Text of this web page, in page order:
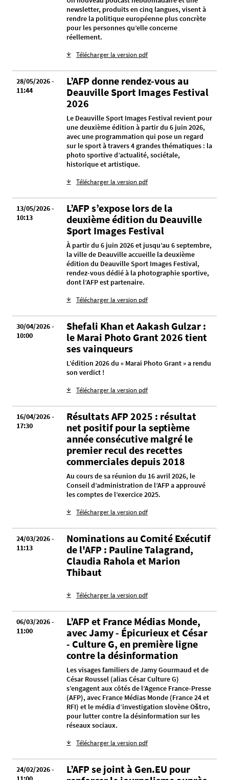
newsletter, produits en cinq langues, visent à
rendre la politique européenne plus concrète
pour les personnes qu’elle concerne
réellement.
Télécharger la version pdf
28/05/2026 -
11:44
L’AFP donne rendez-vous au
Deauville Sport Images Festival
2026
Le Deauville Sport Images Festival revient pour
une deuxième édition à partir du 6 juin 2026,
avec une programmation qui pose un regard
sur le sport à travers 4 grandes thématiques : la
photo sportive d’actualité, sociétale,
historique et artistique.
Télécharger la version pdf
13/05/2026 -
10:13
L’AFP s’expose lors de la
deuxième édition du Deauville
Sport Images Festival
À partir du 6 juin 2026 et jusqu’au 6 septembre,
la ville de Deauville accueille la deuxième
édition du Deauville Sport Images Festival,
rendez-vous dédié à la photographie sportive,
dont l’AFP est partenaire.
Télécharger la version pdf
30/04/2026 -
10:00
Shefali Khan et Aakash Gulzar :
le Marai Photo Grant 2026 tient
ses vainqueurs
L’édition 2026 du « Marai Photo Grant » a rendu
son verdict !
Télécharger la version pdf
16/04/2026 -
17:30
Résultats AFP 2025 : résultat
net positif pour la septième
année consécutive malgré le
premier recul des recettes
commerciales depuis 2018
Au cours de sa réunion du 16 avril 2026, le
Conseil d’administration de l’AFP a approuvé
les comptes de l’exercice 2025.
Télécharger la version pdf
24/03/2026 -
11:13
Nominations au Comité Exécutif
de l'AFP : Pauline Talagrand,
Claudia Rahola et Marion
Thibaut
Télécharger la version pdf
06/03/2026 -
11:00
L’AFP et France Médias Monde,
avec Jamy - Épicurieux et César
- Culture G, en première ligne
contre la désinformation
Les visages familiers de Jamy Gourmaud et de
César Roussel (alias César Culture G)
s’engagent aux côtés de l’Agence France-Presse
(AFP), avec France Médias Monde (France 24 et
RFI) et le média d’investigation slovène Oštro,
pour lutter contre la désinformation sur les
réseaux sociaux.
Télécharger la version pdf
24/02/2026 -
L’AFP se joint à Gen.EU pour